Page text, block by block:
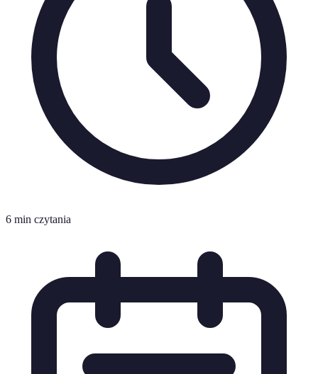
6 min czytania